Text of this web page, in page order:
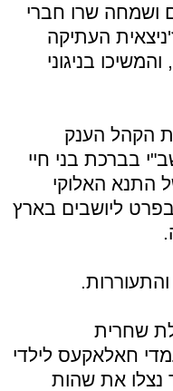
ושמחה שרו חברי
העתיקה
בניגוני
הקהל הענק
בברכת בני חיי
התנא האלוקי
ליושבים בארץ
שחרית
חאלאקעס לילדי
נצלו את שהות